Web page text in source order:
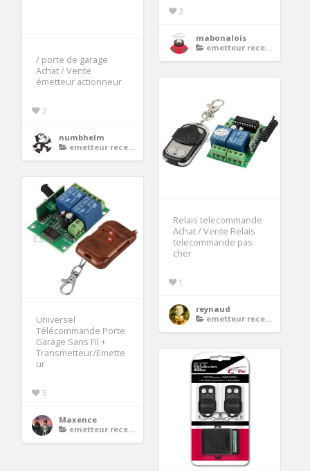
3
mabonalois
emetteur recepteur porte de garage
/ porte de garage
Achat / Vente
émetteur actionneur
2
numbhelm
emetteur recepteur porte de garage
Relais telecommande
Achat / Vente Relais
telecommande pas
cher
1
reynaud
emetteur recepteur porte de garage
Universel
Télécommande Porte
Garage Sans Fil +
Transmetteur/Emette
ur
3
Maxence
emetteur recepteur porte de garage